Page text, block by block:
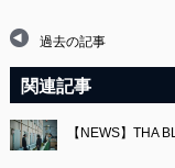
過去の記事
関連記事
【NEWS】THA